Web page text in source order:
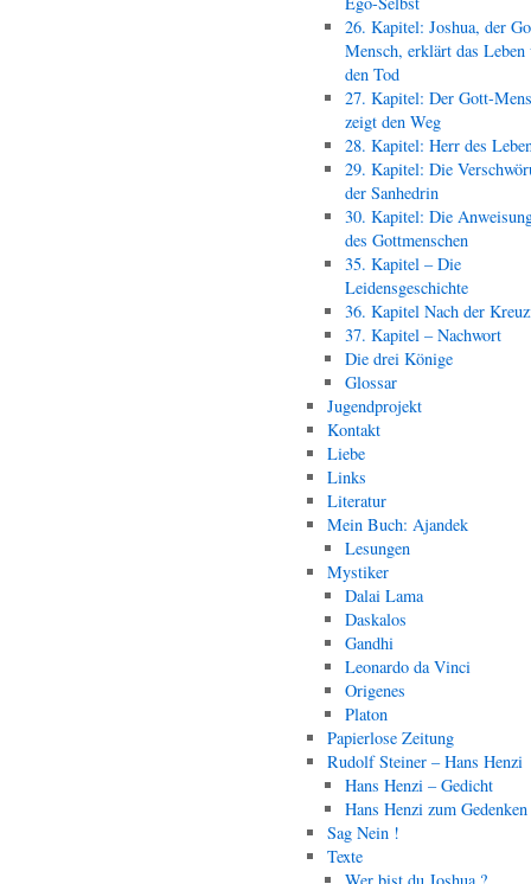
26. Kapitel: Joshua, der
Mensch, erklärt das Leben
den Tod
27. Kapitel: Der Gott-
zeigt den Weg
28. Kapitel: Herr des
29. Kapitel: Die
der Sanhedrin
30. Kapitel: Die
des Gottmenschen
35. Kapitel – Die
Leidensgeschichte
36. Kapitel Nach der
37. Kapitel – Nachwort
Die drei Könige
Glossar
Jugendprojekt
Kontakt
Liebe
Links
Literatur
Mein Buch: Ajandek
Lesungen
Mystiker
Dalai Lama
Daskalos
Gandhi
Leonardo da Vinci
Origenes
Platon
Papierlose Zeitung
Rudolf Steiner – Hans Henzi
Hans Henzi – Gedicht
Hans Henzi zum Gedenken
Sag Nein !
Texte